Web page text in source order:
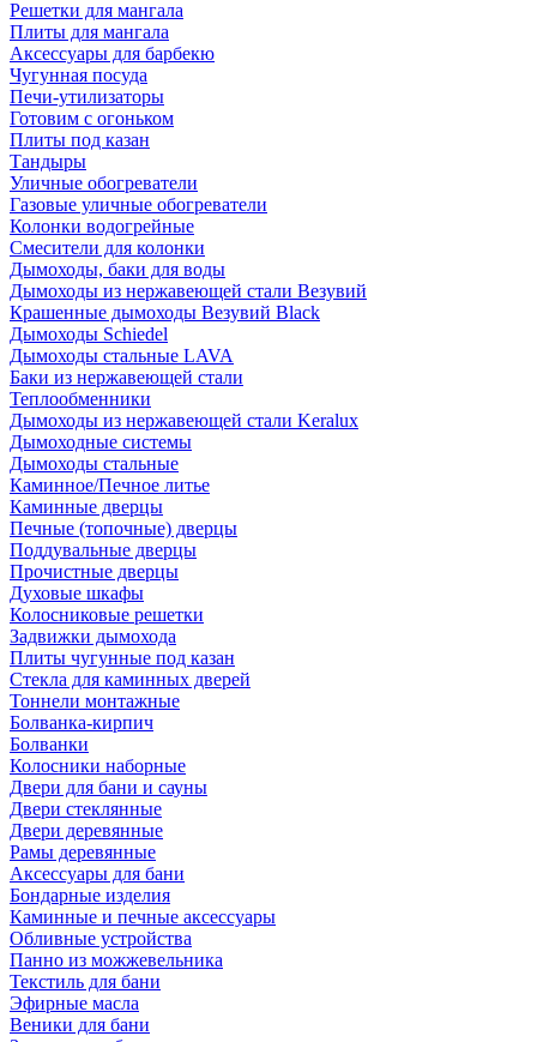
Решетки для мангала
Плиты для мангала
Аксессуары для барбекю
Чугунная посуда
Печи-утилизаторы
Готовим с огоньком
Плиты под казан
Тандыры
Уличные обогреватели
Газовые уличные обогреватели
Колонки водогрейные
Смесители для колонки
Дымоходы, баки для воды
Дымоходы из нержавеющей стали Везувий
Крашенные дымоходы Везувий Black
Дымоходы Schiedel
Дымоходы стальные LAVA
Баки из нержавеющей стали
Теплообменники
Дымоходы из нержавеющей стали Keralux
Дымоходные системы
Дымоходы стальные
Каминное/Печное литье
Каминные дверцы
Печные (топочные) дверцы
Поддувальные дверцы
Прочистные дверцы
Духовые шкафы
Колосниковые решетки
Задвижки дымохода
Плиты чугунные под казан
Стекла для каминных дверей
Тоннели монтажные
Болванка-кирпич
Болванки
Колосники наборные
Двери для бани и сауны
Двери стеклянные
Двери деревянные
Рамы деревянные
Аксессуары для бани
Бондарные изделия
Каминные и печные аксессуары
Обливные устройства
Панно из можжевельника
Текстиль для бани
Эфирные масла
Веники для бани